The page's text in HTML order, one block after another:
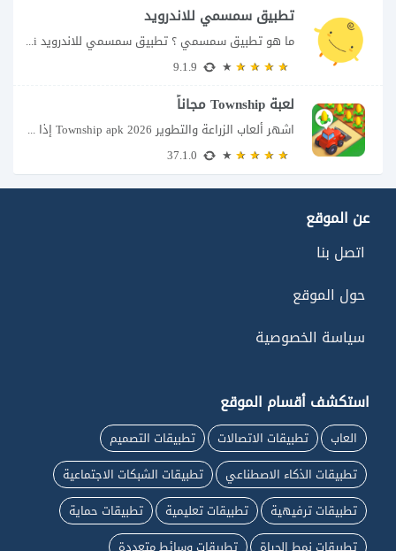
تطبيق سمسمي للاندرويد
ما هو تطبيق سمسمي ؟ تطبيق سمسمي للاندرويد SimSimi هو برنامج دردشة افتراضية يسمح...
لعبة Township مجاناً
اشهر ألعاب الزراعة والتطوير Township apk 2026 إذا كنت تحب ألعاب الزراعة وبناء المدن،...
عن الموقع
اتصل بنا
حول الموقع
سياسة الخصوصية
استكشف أقسام الموقع
العاب تطبيقات الاتصالات
تطبيقات التصميم
تطبيقات الذكاء الاصطناعي
تطبيقات الشبكات الاجتماعية
تطبيقات ترفيهية
تطبيقات تعليمية
تطبيقات حماية